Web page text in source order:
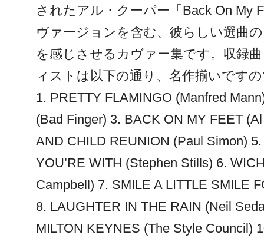
されたアル・クーパー「Back On My
ヴァージョンを含む、彼らしい選曲
を感じさせるカヴァー集です。収録
ィストは以下の通り、名作揃いです
1. PRETTY FLAMINGO (Manfred
(Bad Finger) 3. BACK ON MY FEET
AND CHILD REUNION (Paul Simon)
YOU’RE WITH (Stephen Stills) 6.
Campbell) 7. SMILE A LITTLE SMILE
8. LAUGHTER IN THE RAIN (Neil
MILTON KEYNES (The Style Council)